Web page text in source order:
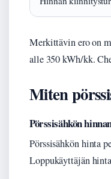
Merkittävin ero on
alle 350 kWh/kk.
Miten
Pörssisähkön
Pörssisähkön hinta
Loppukäyttäjän